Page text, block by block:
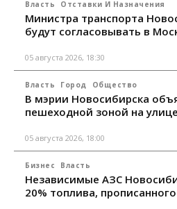
Власть Отставки И Назначения
Министра транспорта
будут согласовывать в
05 августа 2026, 18:30
Власть Город Общество
В мэрии Новосибирска
пешеходной зоной на
05 августа 2026, 18:00
Бизнес Власть
Независимые АЗС
20% топлива,